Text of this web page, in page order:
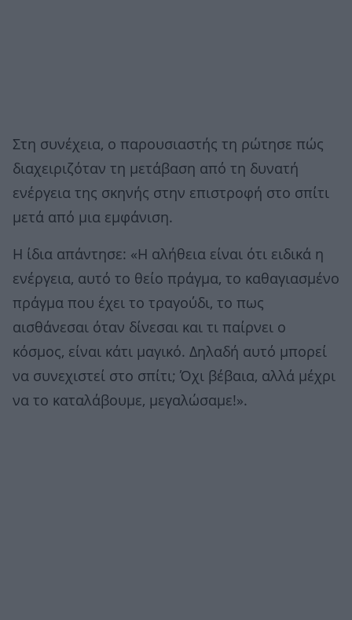
Στη συνέχεια, ο παρουσιαστής τη ρώτησε πώς
διαχειριζόταν τη μετάβαση από τη δυνατή
ενέργεια της σκηνής στην επιστροφή στο σπίτι
μετά από μια εμφάνιση.
Η ίδια απάντησε: «Η αλήθεια είναι ότι ειδικά η
ενέργεια, αυτό το θείο πράγμα, το καθαγιασμένο
πράγμα που έχει το τραγούδι, το πως
αισθάνεσαι όταν δίνεσαι και τι παίρνει ο
κόσμος, είναι κάτι μαγικό. Δηλαδή αυτό μπορεί
να συνεχιστεί στο σπίτι; Όχι βέβαια, αλλά μέχρι
να το καταλάβουμε, μεγαλώσαμε!».